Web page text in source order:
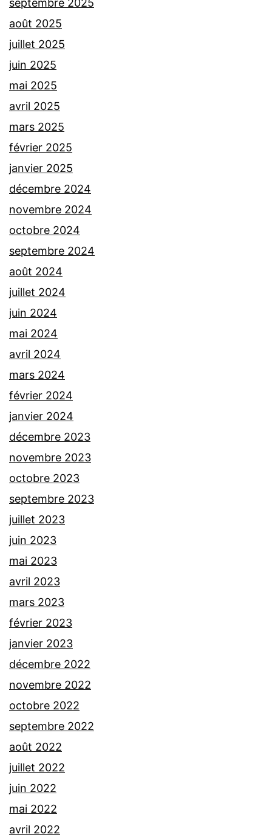
septembre 2025
août 2025
juillet 2025
juin 2025
mai 2025
avril 2025
mars 2025
février 2025
janvier 2025
décembre 2024
novembre 2024
octobre 2024
septembre 2024
août 2024
juillet 2024
juin 2024
mai 2024
avril 2024
mars 2024
février 2024
janvier 2024
décembre 2023
novembre 2023
octobre 2023
septembre 2023
juillet 2023
juin 2023
mai 2023
avril 2023
mars 2023
février 2023
janvier 2023
décembre 2022
novembre 2022
octobre 2022
septembre 2022
août 2022
juillet 2022
juin 2022
mai 2022
avril 2022